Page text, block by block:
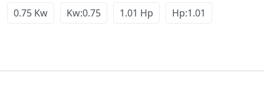
0.75 Kw Kw:0.75 1.01 Hp Hp:1.01